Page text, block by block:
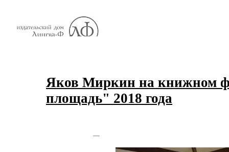
Яков Миркин на книжном
площадь" 2018 года